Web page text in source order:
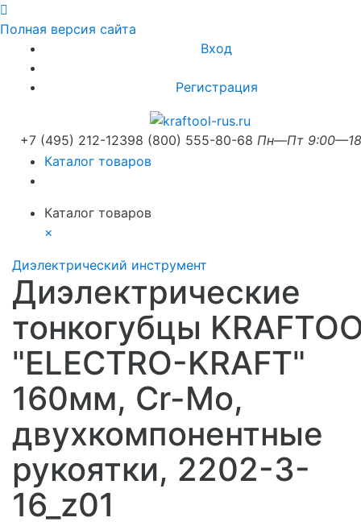
Полная версия сайта
Вход
Регистрация
+7 (495) 212-12398 (800) 555-80-68 Пн—Пт
Каталог товаров
Каталог товаров
×
Диэлектрический инструмент
Диэлектрические
тонкогубцы
"ELECTRO-KRAFT"
160мм, Cr-Mo,
двухкомпонентные
рукоятки, 2202-3-
16_z01